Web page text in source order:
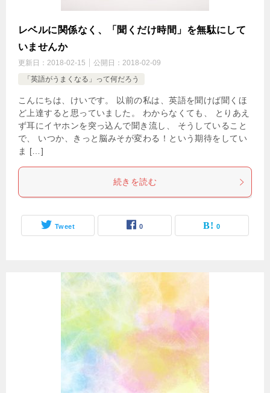
レベルに関係なく、「聞くだけ時間」を無駄にして
いませんか
更新日： 2018-02-15 公開日： 2018-02-09
「英語がうまくなる」って何だろう
こんにちは、けいです。 以前の私は、英語を聞けば聞くほ
ど上達すると思っていました。 わからなくても、 とりあえ
ず耳にイヤホンを突っ込んで聞き流し、 そうしていること
で、 いつか、きっと脳みそが変わる！という期待をしてい
ま […]
続きを読む
Tweet 0 0